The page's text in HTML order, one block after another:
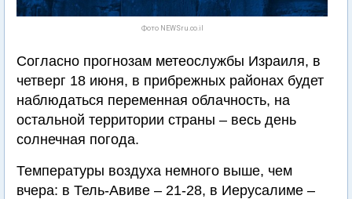
Фото NEWSru.co.il
Согласно прогнозам метеослужбы Израиля, в
четверг 18 июня, в прибрежных районах будет
наблюдаться переменная облачность, на
остальной территории страны – весь день
солнечная погода.
Температуры воздуха немного выше, чем
вчера: в Тель-Авиве – 21-28, в Иерусалиме –